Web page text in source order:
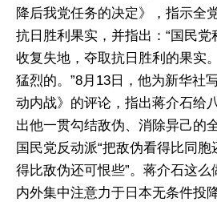
降后我党任务的决定》，指示全
抗日胜利果实，并指出：“国民党
收复失地，夺取抗日胜利的果实
猛烈的。”8月13日，他为新华社
动内战》的评论，指出蒋介石给
出他一贯勾结敌伪、消除异己的
国民党反动派“把敌伪看得比同
得比敌伪还可恨些”。蒋介石这么
内外集中注意力于日本无条件投